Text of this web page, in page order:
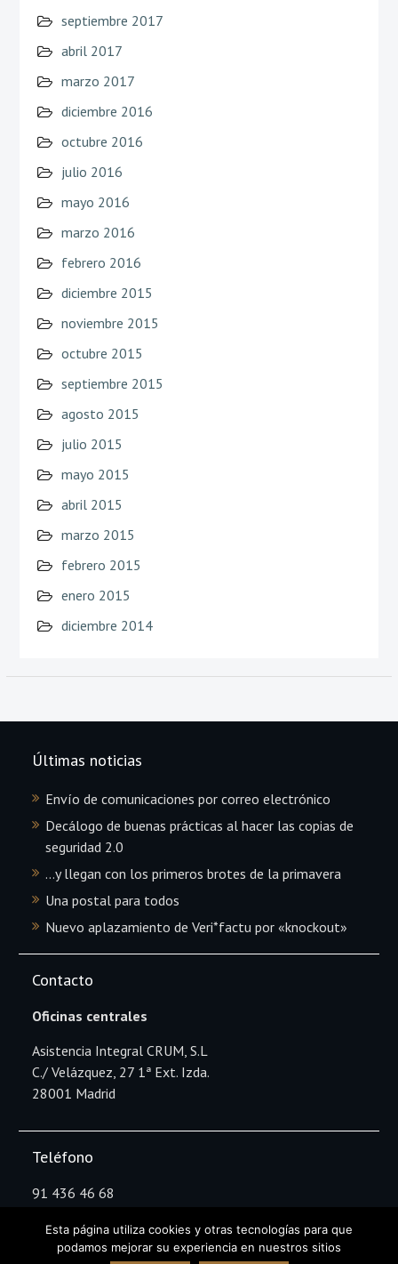
septiembre 2017
abril 2017
marzo 2017
diciembre 2016
octubre 2016
julio 2016
mayo 2016
marzo 2016
febrero 2016
diciembre 2015
noviembre 2015
octubre 2015
septiembre 2015
agosto 2015
julio 2015
mayo 2015
abril 2015
marzo 2015
febrero 2015
enero 2015
diciembre 2014
Últimas noticias
Envío de comunicaciones por correo electrónico
Decálogo de buenas prácticas al hacer las copias de
seguridad 2.0
…y llegan con los primeros brotes de la primavera
Una postal para todos
Nuevo aplazamiento de Veri*factu por «knockout»
Contacto
Oficinas centrales
Asistencia Integral CRUM, S.L
C./ Velázquez, 27 1ª Ext. Izda.
28001 Madrid
Teléfono
91 436 46 68
Esta página utiliza cookies y otras tecnologías para que
podamos mejorar su experiencia en nuestros sitios